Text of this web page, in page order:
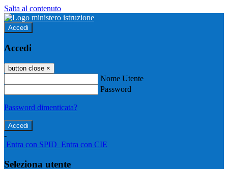
Salta al contenuto
Accedi
Accedi
button close ×
Nome Utente
Password
Password dimenticata?
-
Entra con SPID Entra con CIE
Seleziona utente